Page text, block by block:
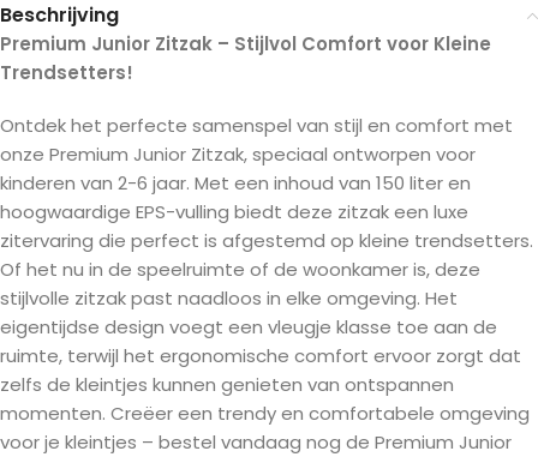
Beschrijving
Premium Junior Zitzak – Stijlvol Comfort voor Kleine
Trendsetters!
Ontdek het perfecte samenspel van stijl en comfort met
onze Premium Junior Zitzak, speciaal ontworpen voor
kinderen van 2-6 jaar. Met een inhoud van 150 liter en
hoogwaardige EPS-vulling biedt deze zitzak een luxe
zitervaring die perfect is afgestemd op kleine trendsetters.
Of het nu in de speelruimte of de woonkamer is, deze
stijlvolle zitzak past naadloos in elke omgeving. Het
eigentijdse design voegt een vleugje klasse toe aan de
ruimte, terwijl het ergonomische comfort ervoor zorgt dat
zelfs de kleintjes kunnen genieten van ontspannen
momenten. Creëer een trendy en comfortabele omgeving
voor je kleintjes – bestel vandaag nog de Premium Junior